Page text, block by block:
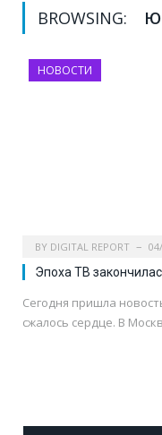
BROWSING:
НОВОСТИ
BY DIGITAL REPORT
Эпоха ТВ
Сегодня пришла
сжалось сердце. В